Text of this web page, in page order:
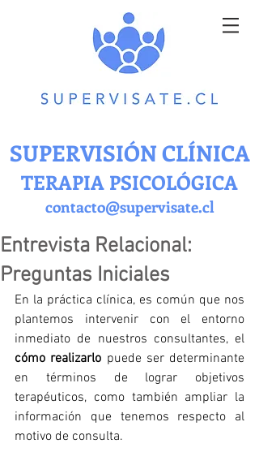
SUPERVISIÓN CLÍNICA
TERAPIA PSICOLÓGICA
contacto@supervisate.cl
Entrevista Relacional:
Preguntas Iniciales
En la práctica clínica, es común que nos
plantemos intervenir con el entorno
cómo realizarlo puede ser determinante
en términos de lograr objetivos
terapéuticos, como también ampliar la
información que tenemos respecto al
motivo de consulta.